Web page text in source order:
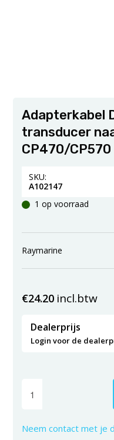
Adapterkabel
transducer
CP470/CP570
SKU:
A102147
1 op voorraad
Raymarine
€24.20 incl.btw
Dealerprijs
Login voor de
Neem contact met je